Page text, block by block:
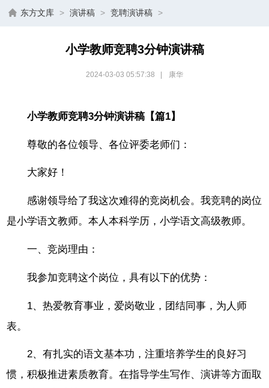
东方文库 > 演讲稿 > 竞聘演讲稿 >
小学教师竞聘3分钟演讲稿
2024-03-03 05:57:38 康华
小学教师竞聘3分钟演讲稿【篇1】
尊敬的各位领导、各位评委老师们：
大家好！
感谢领导给了我这次难得的竞岗机会。我竞聘的岗位
是小学语文教师。本人本科学历，小学语文高级教师。
一、竞岗理由：
我参加竞聘这个岗位，具有以下的优势：
1、热爱教育事业，爱岗敬业，团结同事，为人师
表。
2、有扎实的语文基本功，注重培养学生的良好习
惯，积极推进素质教育。在指导学生写作、演讲等方面取